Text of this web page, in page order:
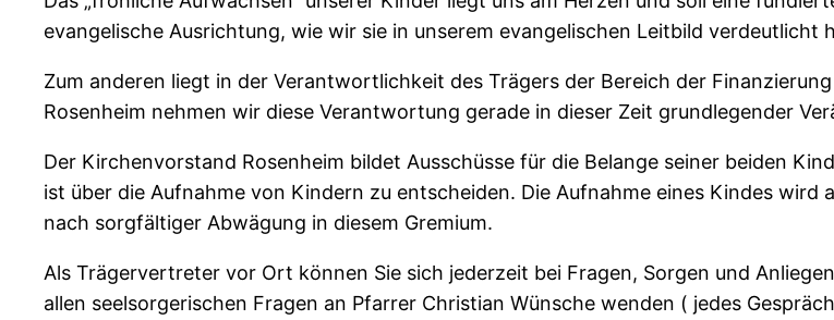
evangelische Ausrichtung, wie wir sie in unserem evangelischen Leitbild verdeutlicht
Zum anderen liegt in der Verantwortlichkeit des Trägers der Bereich der
Rosenheim nehmen wir diese Verantwortung gerade in dieser Zeit grundlegender
Der Kirchenvorstand Rosenheim bildet Ausschüsse für die Belange seiner beiden
ist über die Aufnahme von Kindern zu entscheiden. Die Aufnahme eines Kindes
nach sorgfältiger Abwägung in diesem Gremium.
Als Trägervertreter vor Ort können Sie sich jederzeit bei Fragen, Sorgen und
allen seelsorgerischen Fragen an Pfarrer Christian Wünsche wenden ( jedes